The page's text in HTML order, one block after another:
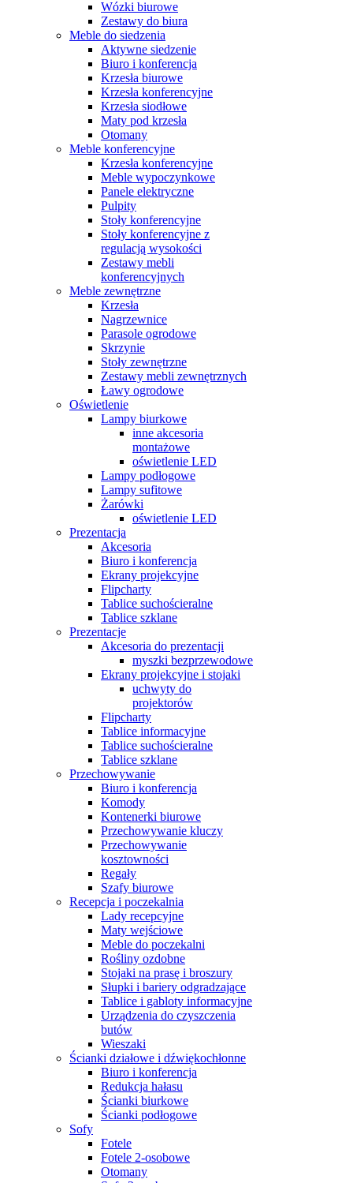
Wózki biurowe
Zestawy do biura
Meble do siedzenia
Aktywne siedzenie
Biuro i konferencja
Krzesła biurowe
Krzesła konferencyjne
Krzesła siodłowe
Maty pod krzesła
Otomany
Meble konferencyjne
Krzesła konferencyjne
Meble wypoczynkowe
Panele elektryczne
Pulpity
Stoły konferencyjne
Stoły konferencyjne z
regulacją wysokości
Zestawy mebli
konferencyjnych
Meble zewnętrzne
Krzesła
Nagrzewnice
Parasole ogrodowe
Skrzynie
Stoły zewnętrzne
Zestawy mebli zewnętrznych
Ławy ogrodowe
Oświetlenie
Lampy biurkowe
inne akcesoria
montażowe
oświetlenie LED
Lampy podłogowe
Lampy sufitowe
Żarówki
oświetlenie LED
Prezentacja
Akcesoria
Biuro i konferencja
Ekrany projekcyjne
Flipcharty
Tablice suchościeralne
Tablice szklane
Prezentacje
Akcesoria do prezentacji
myszki bezprzewodowe
Ekrany projekcyjne i stojaki
uchwyty do
projektorów
Flipcharty
Tablice informacyjne
Tablice suchościeralne
Tablice szklane
Przechowywanie
Biuro i konferencja
Komody
Kontenerki biurowe
Przechowywanie kluczy
Przechowywanie
kosztowności
Regały
Szafy biurowe
Recepcja i poczekalnia
Lady recepcyjne
Maty wejściowe
Meble do poczekalni
Rośliny ozdobne
Stojaki na prasę i broszury
Słupki i bariery odgradzające
Tablice i gabloty informacyjne
Urządzenia do czyszczenia
butów
Wieszaki
Ścianki działowe i dźwiękochłonne
Biuro i konferencja
Redukcja hałasu
Ścianki biurkowe
Ścianki podłogowe
Sofy
Fotele
Fotele 2-osobowe
Otomany